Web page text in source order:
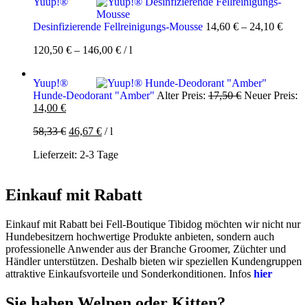
Desinfizierende Fellreinigungs-Mousse 14,60 € – 24,10 €
120,50 € – 146,00 € /l
Yuup!®
Hunde-Deodorant "Amber" Alter Preis: 17,50€ Ursprünglicher
Neuer Preis:
14,00 €Aktueller
ist:
58,33€ 46,67 € /l
Lieferzeit: 2-3 Tage
Einkauf mit Rabatt
Einkauf mit Rabatt bei Fell-Boutique Tibidog möchten wir nicht nur
Hundebesitzern hochwertige Produkte anbieten, sondern auch
professionelle Anwender aus der Branche Groomer, Züchter und
Händler unterstützen. Deshalb bieten wir speziellen Kundengruppen
attraktive Einkaufsvorteile und Sonderkonditionen. Infos hier